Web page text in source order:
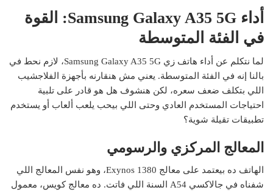
أداء Samsung Galaxy A35 5G: القوة
في الفئة المتوسطة
لما نتكلم عن أداء هاتف زي Samsung Galaxy A35 5G، لازم نحط في
بالنا إنه في الفئة المتوسطة. يعني مش هنقارنه بأجهزة الفلاجشيب
اللي بتكلف ضعف سعره، لكن هنشوف هل هو قادر على تلبية
احتياجات المستخدم العادي وحتى اللي بيحب يلعب ألعاب أو يستخدم
تطبيقات تقيلة شوية؟
المعالج المركزي والرسومي
الهاتف ده بيعتمد على معالج Exynos 1380، وهو نفس المعالج اللي
شفناه في جالاكسي A54 السنة اللي فاتت. ده معالج كويس، معمول